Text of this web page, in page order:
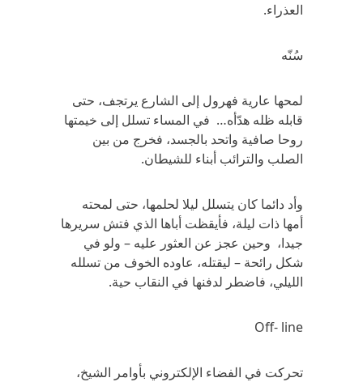
العذراء.
سُنّه
لمحها عارية فهرول إلى الشارع يرتجف، حتى
قابله ظله هدّأه… في المساء تسلل إلى خيمتها
روحا صافية واتحد بالجسد، فخرج من بين
الصلب والترائب أبناء للشيطان.
وأد دائما كان يتسلل ليلا لحلمها، حتى لمحته
أمها ذات ليلة، فأيقظت أباها الذي فتش سريرها
جيدا، وحين عجز عن العثور عليه – ولو في
شكل رائحة – ليقتله، عاوده الخوف من تسلله
الليلي، فاضطر لدفنها في النقاب حية.
Off- line
تحركت في الفضاء الإلكتروني بأوامر الشيخ،